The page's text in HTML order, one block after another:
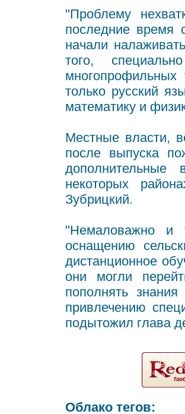
"Проблему
последние время
начали
того,
многопрофильных
только русский
математику и
Местные власти,
после выпуска
некоторых
Зубрицкий.
"Немаловажно и
оснащению
дистанционное
они могли
пополнять
привлечению
подытожил глава
Облако тегов: